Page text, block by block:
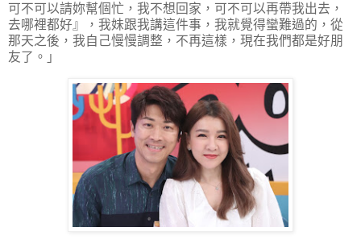
可不可以請妳幫個忙，我不想回家，可不可以再帶我出去，
去哪裡都好』，我妹跟我講這件事，我就覺得蠻難過的，從
那天之後，我自己慢慢調整，不再這樣，現在我們都是好朋
友了。」